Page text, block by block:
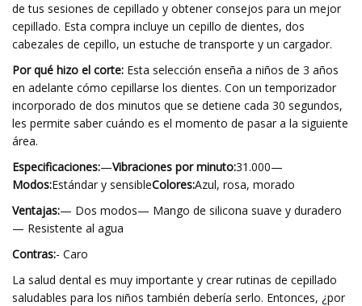
de tus sesiones de cepillado y obtener consejos para un mejor
cepillado. Esta compra incluye un cepillo de dientes, dos
cabezales de cepillo, un estuche de transporte y un cargador.
Por qué hizo el corte: Esta selección enseña a niños de 3 años
en adelante cómo cepillarse los dientes. Con un temporizador
incorporado de dos minutos que se detiene cada 30 segundos,
les permite saber cuándo es el momento de pasar a la siguiente
área.
Especificaciones:—Vibraciones por minuto:31.000—
Modos:Estándar y sensibleColores:Azul, rosa, morado
Ventajas:— Dos modos— Mango de silicona suave y duradero
— Resistente al agua
Contras:- Caro
La salud dental es muy importante y crear rutinas de cepillado
saludables para los niños también debería serlo. Entonces, ¿por